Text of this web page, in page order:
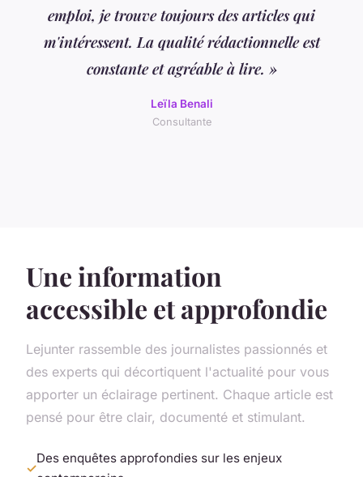
emploi, je trouve toujours des articles qui
m'intéressent. La qualité rédactionnelle est
constante et agréable à lire. »
Leïla Benali
Consultante
Une information
accessible et approfondie
Lejunter rassemble des journalistes passionnés et
des experts qui décortiquent l'actualité pour vous
apporter un éclairage pertinent. Chaque article est
pensé pour être clair, documenté et stimulant.
Des enquêtes approfondies sur les enjeux